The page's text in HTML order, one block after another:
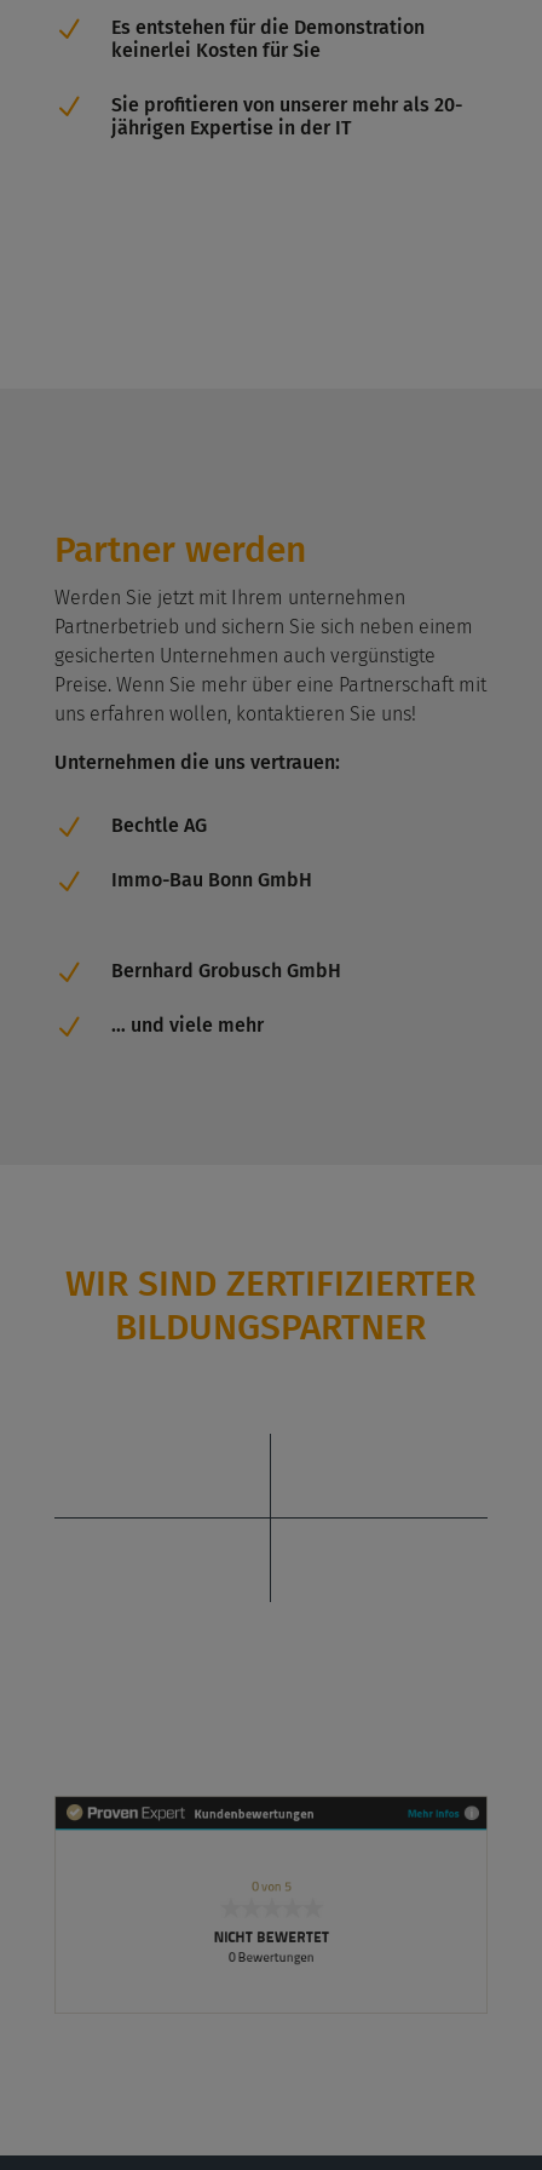
N
Es entstehen für die Demonstration
keinerlei Kosten für Sie
N
Sie profitieren von unserer mehr als 20-
jährigen Expertise in der IT
Partner werden
Werden Sie jetzt mit Ihrem unternehmen
Partnerbetrieb und sichern Sie sich neben einem
gesicherten Unternehmen auch vergünstigte
Preise. Wenn Sie mehr über eine Partnerschaft mit
uns erfahren wollen, kontaktieren Sie uns!
Unternehmen die uns vertrauen:
N Bechtle AG
N Immo-Bau Bonn GmbH
N Bernhard Grobusch GmbH
N … und viele mehr
WIR SIND ZERTIFIZIERTER
BILDUNGSPARTNER